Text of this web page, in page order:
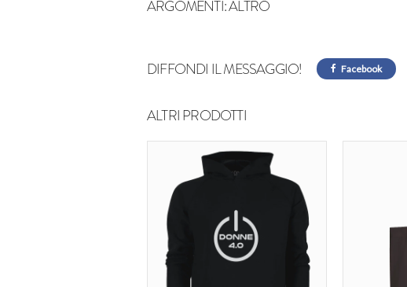
ARGOMENTI:ALTRO
DIFFONDI IL MESSAGGIO! Facebook
ALTRI PRODOTTI